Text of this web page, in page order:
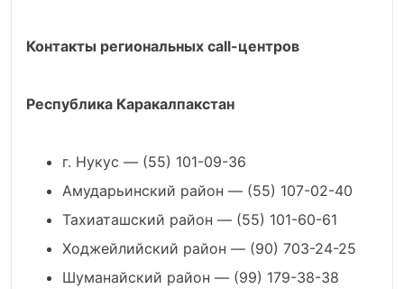
Контакты региональных call-центров
Республика Каракалпакстан
г. Нукус — (55) 101-09-36
Амударьинский район — (55) 107-02-40
Тахиаташский район — (55) 101-60-61
Ходжейлийский район — (90) 703-24-25
Шуманайский район — (99) 179-38-38